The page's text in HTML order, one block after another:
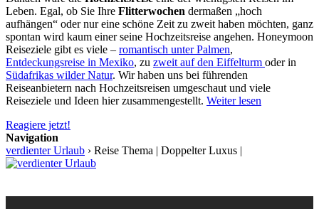
Leben. Egal, ob Sie Ihre Flitterwochen dermaßen „hoch
aufhängen“ oder nur eine schöne Zeit zu zweit haben möchten, ganz
spontan wird kaum einer seine Hochzeitsreise angehen. Honeymoon
Reiseziele gibt es viele – romantisch unter Palmen,
Entdeckungsreise in Mexiko, zu zweit auf den Eiffelturm oder in
Südafrikas wilder Natur. Wir haben uns bei führenden
Reiseanbietern nach Hochzeitsreisen umgeschaut und viele
Reiseziele und Ideen hier zusammengestellt. Weiter lesen
Reagiere jetzt!
Navigation
verdienter Urlaub › Reise Thema | Doppelter Luxus |